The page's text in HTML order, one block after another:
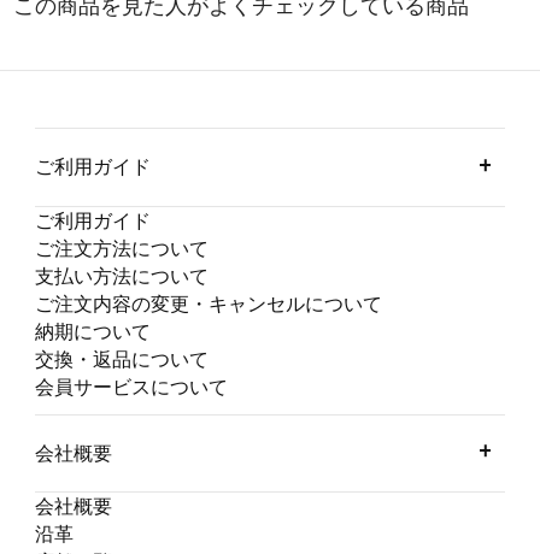
ご利用ガイド
ご利用ガイド
ご注文方法について
支払い方法について
ご注文内容の変更・キャンセルについて
納期について
交換・返品について
会員サービスについて
会社概要
会社概要
沿革